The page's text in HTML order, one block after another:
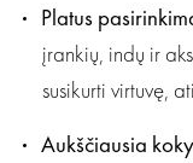
Platus
įrankių, indų ir
susikurti virtuvę,
Aukščiausia